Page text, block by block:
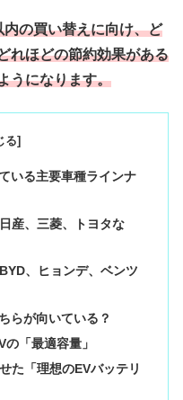
の買い替えに向け、ど
れほどの節約効果がある
うになります。
いる主要車種ラインナ
産、三菱、トヨタな
、ヒョンデ、ベンツ
らが向いている？
の「最適容量」
た「理想のEVバッテリ